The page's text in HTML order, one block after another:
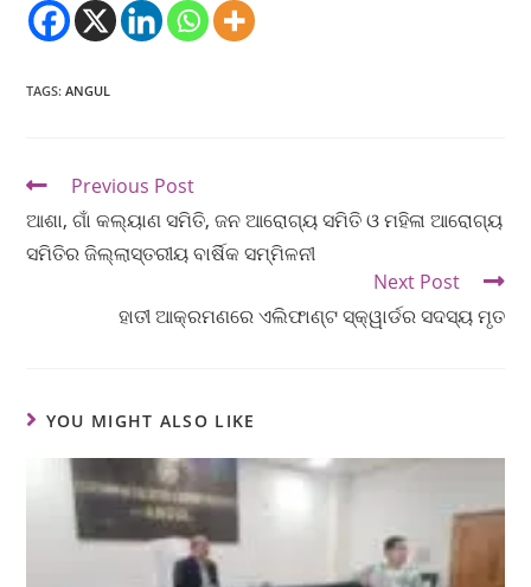
TAGS:ANGUL
Previous Post
ଆଶା, ଗାଁ କଲ୍ୟାଣ ସମିତି, ଜନ ଆରୋଗ୍ୟ ସମିତି ଓ ମହିଳା ଆରୋଗ୍ୟ
ସମିତିର ଜିଲ୍ଲାସ୍ତରୀୟ ବାର୍ଷିକ ସମ୍ମିଳନୀ
Next Post
ହାତୀ ଆକ୍ରମଣରେ ଏଲିଫାଣ୍ଟ ସ୍କ୍ୱାର୍ଡର ସଦସ୍ୟ ମୃତ
YOU MIGHT ALSO LIKE